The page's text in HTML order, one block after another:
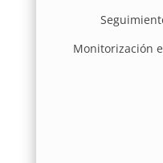
Monitorización